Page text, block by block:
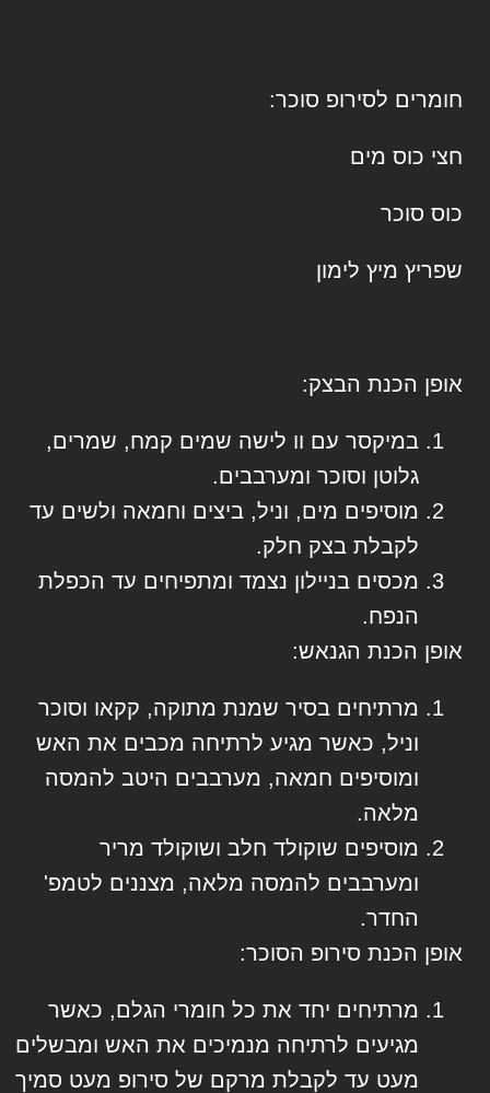
חומרים לסירופ סוכר:
חצי כוס מים
כוס סוכר
שפריץ מיץ לימון
אופן הכנת הבצק:
במיקסר עם וו לישה שמים קמח, שמרים,
גלוטן וסוכר ומערבבים.
מוסיפים מים, וניל, ביצים וחמאה ולשים עד
לקבלת בצק חלק.
מכסים בניילון נצמד ומתפיחים עד הכפלת
הנפח.
אופן הכנת הגנאש:
מרתיחים בסיר שמנת מתוקה, קקאו וסוכר
וניל, כאשר מגיע לרתיחה מכבים את האש
ומוסיפים חמאה, מערבבים היטב להמסה
מלאה.
מוסיפים שוקולד חלב ושוקולד מריר
ומערבבים להמסה מלאה, מצננים לטמפ'
החדר.
אופן הכנת סירופ הסוכר:
מרתיחים יחד את כל חומרי הגלם, כאשר
מגיעים לרתיחה מנמיכים את האש ומבשלים
מעט עד לקבלת מרקם של סירופ מעט סמיך